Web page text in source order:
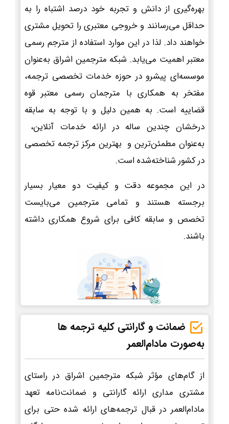
بهره‌گیری از دانش و تجربه خود درصد اشتباه را به
حداقل می‌رسانند و خروجی معتبری را تحویل مشتری
خواهند داد. لذا در این موارد استفاده از مترجم رسمی
معتبر اهمیت می‌یابد. شبکه مترجمین اشراق به‌عنوان
موسسه‌ای پیشرو در حوزه خدمات تخصصی ترجمه،
مفتخر به همکاری با مترجمان رسمی معتبر قوه
قضاییه است. به همین دلیل و با توجه به سابقه
درخشان چندین ساله در ارائه خدمات آنلاین،
به‌عنوان مطمئن‌ترین و بهترین مرکز ترجمه تخصصی
در کشور شناخته‌شده است.
در این مجموعه دقت و کیفیت دو معیار بسیار
برجسته هستند و تمامی مترجمین می‌بایست
تخصص و سابقه کافی برای شروع همکاری داشته
باشند.
ضمانت و گارانتی کلیه ترجمه ها
به‌صورت مادام‌العمر
از گام‌های مؤثر شبکه مترجمین اشراق در راستای
مشتری مداری ارائه گارانتی و ضمانت‌نامه تعهد
مادام‌العمر در قبال ترجمه‌های ارائه شده حتی برای